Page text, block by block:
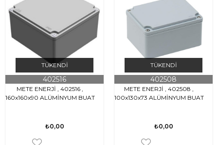
TÜKENDI
METE ENERJİ , 402516 ,
160x160x90 ALÜMİNYUM BUAT
402516
₺0,00
TÜKENDI
METE ENERJİ , 402508 ,
100x130x73 ALÜMİNYUM BUAT
402508
₺0,00